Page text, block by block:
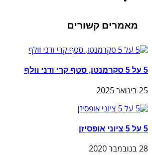
מאמרים קשורים
5 על 5 סקרמנטו, סטף קרי ודני וולף
25 בינואר 2025
5 על 5 ציוני אופסיזן
28 בנובמבר 2020